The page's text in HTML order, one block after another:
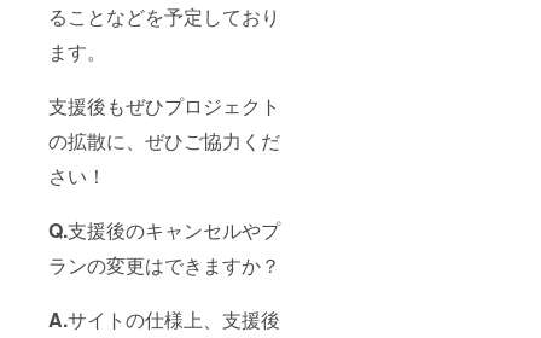
ることなどを予定しており
ます。
支援後もぜひプロジェクト
の拡散に、ぜひご協力くだ
さい！
Q.支援後のキャンセルやプ
ランの変更はできますか？
A.サイトの仕様上、支援後